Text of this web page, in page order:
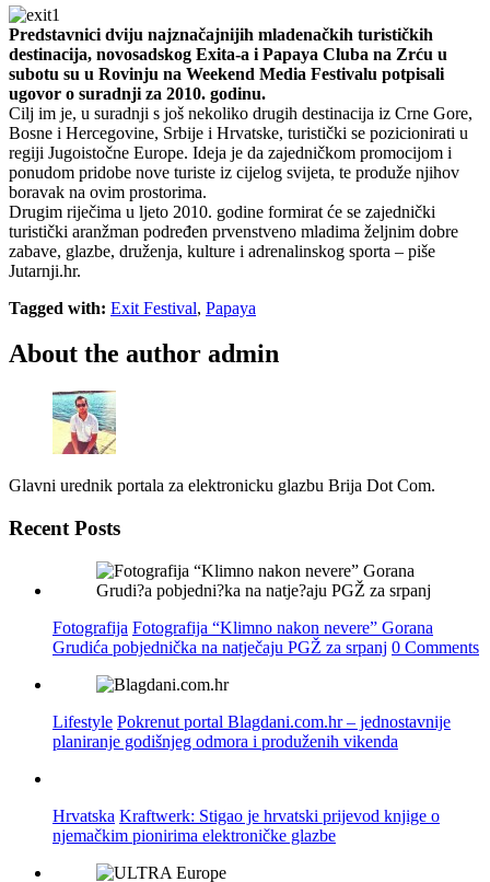
Predstavnici dviju najznačajnijih mladenačkih turističkih
destinacija, novosadskog Exita-a i Papaya Cluba na Zrću u
subotu su u Rovinju na Weekend Media Festivalu potpisali
ugovor o suradnji za 2010. godinu.
Cilj im je, u suradnji s još nekoliko drugih destinacija iz Crne Gore,
Bosne i Hercegovine, Srbije i Hrvatske, turistički se pozicionirati u
regiji Jugoistočne Europe. Ideja je da zajedničkom promocijom i
ponudom pridobe nove turiste iz cijelog svijeta, te produže njihov
boravak na ovim prostorima.
Drugim riječima u ljeto 2010. godine formirat će se zajednički
turistički aranžman podređen prvenstveno mladima željnim dobre
zabave, glazbe, druženja, kulture i adrenalinskog sporta – piše
Jutarnji.hr.
Tagged with: Exit Festival, Papaya
About the author admin
Glavni urednik portala za elektronicku glazbu Brija Dot Com.
Recent Posts
Fotografija Fotografija “Klimno nakon nevere” Gorana
Grudića pobjednička na natječaju PGŽ za srpanj 0 Comments
Lifestyle Pokrenut portal Blagdani.com.hr – jednostavnije
planiranje godišnjeg odmora i produženih vikenda
Hrvatska Kraftwerk: Stigao je hrvatski prijevod knjige o
njemačkim pionirima elektroničke glazbe